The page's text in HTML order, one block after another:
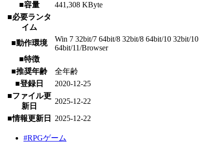
■容量
441,308 KByte
■必要ランタ
イム
■動作環境
Win 7 32bit/7 64bit/8 32bit/8 64bit/10 32bit/10
64bit/11/Browser
■特徴
■推奨年齢
全年齢
■登録日
2020-12-25
■ファイル更
新日
2025-12-22
■情報更新日 2025-12-22
#RPGゲーム